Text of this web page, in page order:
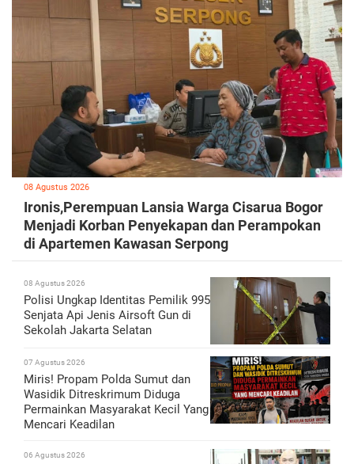
08 Agustus 2026
Ironis,Perempuan Lansia Warga Cisarua Bogor
Menjadi Korban Penyekapan dan Perampokan
di Apartemen Kawasan Serpong
08 Agustus 2026
Polisi Ungkap Identitas Pemilik 995
Senjata Api Jenis Airsoft Gun di
Sekolah Jakarta Selatan
07 Agustus 2026
Miris! Propam Polda Sumut dan
Wasidik Ditreskrimum Diduga
Permainkan Masyarakat Kecil Yang
Mencari Keadilan
06 Agustus 2026